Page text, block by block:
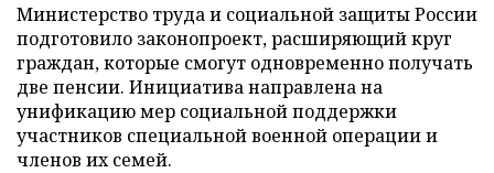
Министерство труда и социальной защиты России
подготовило законопроект, расширяющий круг
граждан, которые смогут одновременно получать
две пенсии. Инициатива направлена на
унификацию мер социальной поддержки
участников специальной военной операции и
членов их семей.